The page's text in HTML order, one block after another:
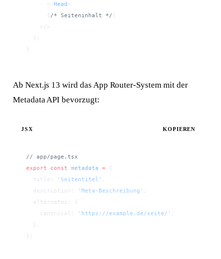
      </
Head >
      {
/* Seiteninhalt */}
    </>
  );
}
Ab Next.js 13 wird das App Router-System mit der
Metadata API bevorzugt:
JSX KOPIEREN
// app/page.tsx
export const metadata = {
  title:
'Seitentitel' ,
  description:
'Meta-Beschreibung' ,
  alternates: {
    canonical:
'https://example.de/seite/' ,
  },
};